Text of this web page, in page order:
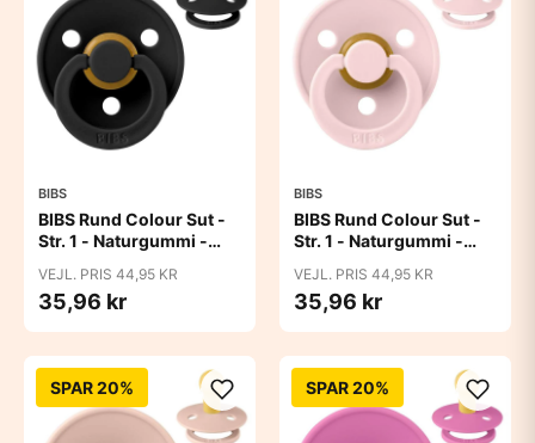
BIBS
BIBS Rund Colour Sut -
Str. 1 - Naturgummi -
VEJL. PRIS 44,95 KR
35,96 kr
BIBS
BIBS Rund Colour Sut -
Str. 1 - Naturgummi -
VEJL. PRIS 44,95 KR
35,96 kr
SPAR 20% SPAR 20%